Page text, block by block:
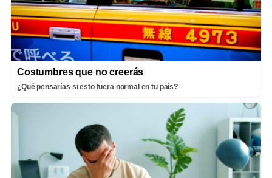
Costumbres que no creerás
¿Qué pensarías si esto fuera normal en tu país?